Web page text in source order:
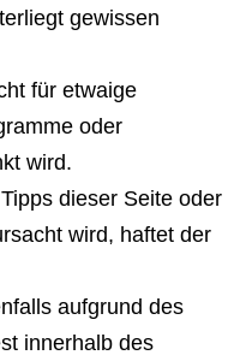
gewissen
für etwaige
oder
wird.
dieser Seite oder
wird, haftet der
aufgrund des
innerhalb des